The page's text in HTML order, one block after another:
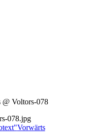
@ Voltors-078
Vorwärts